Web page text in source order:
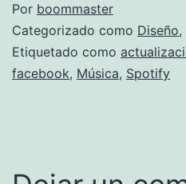
Por boommaster
Categorizado como Diseño,
Etiquetado como
facebook, Música, Spotify